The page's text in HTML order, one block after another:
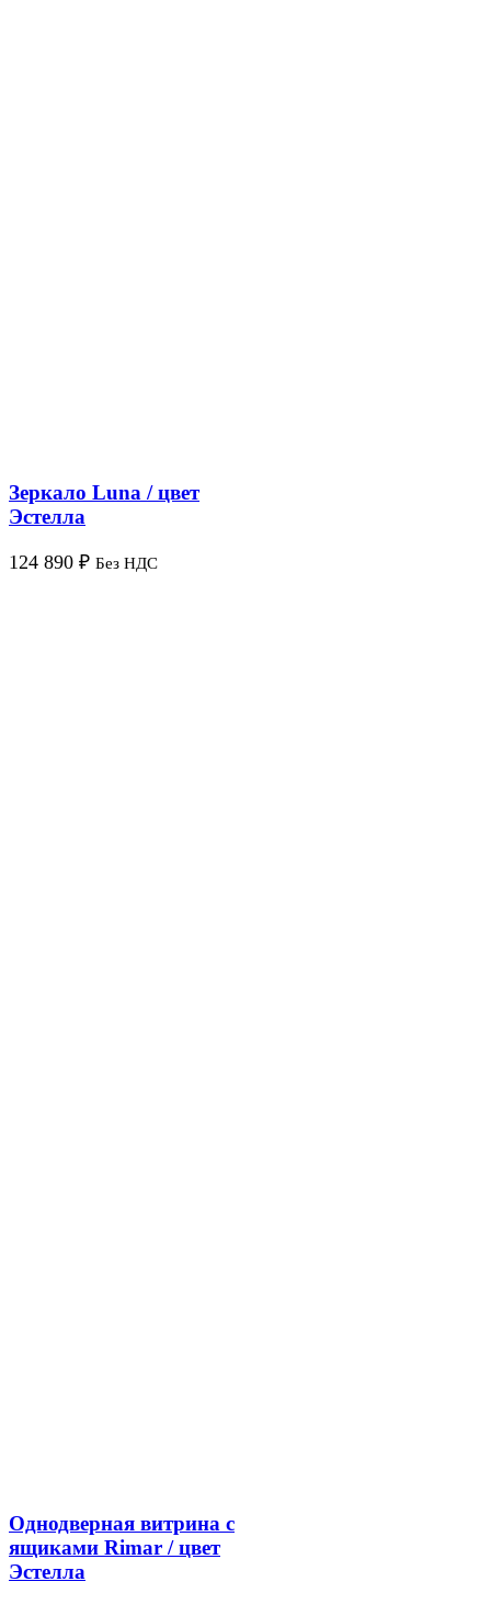
Зеркало Luna / цвет
Эстелла
124 890 ₽ Без НДС
Однодверная витрина с
ящиками Rimar / цвет
Эстелла